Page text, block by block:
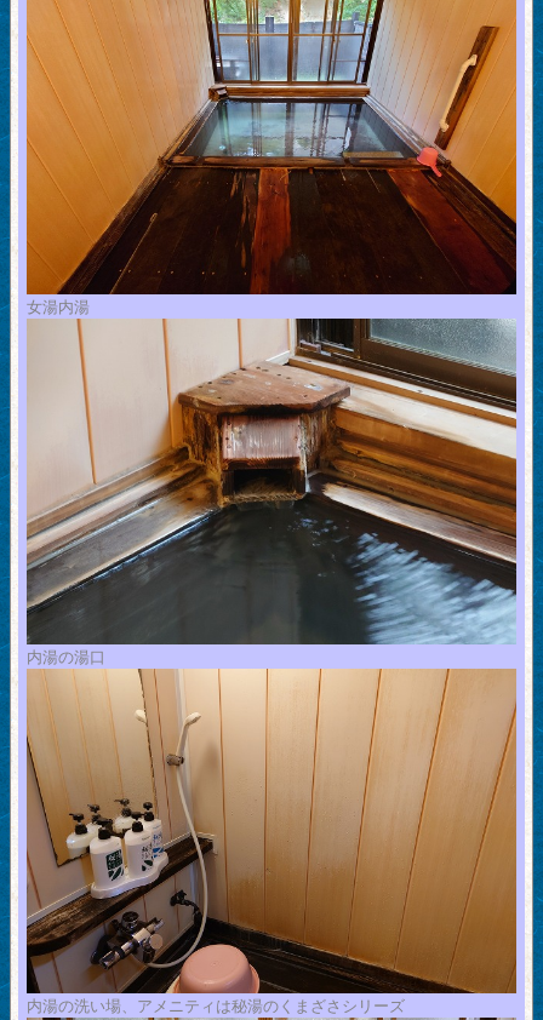
女湯内湯
内湯の湯口
内湯の洗い場、アメニティは秘湯のくまざさシリーズ